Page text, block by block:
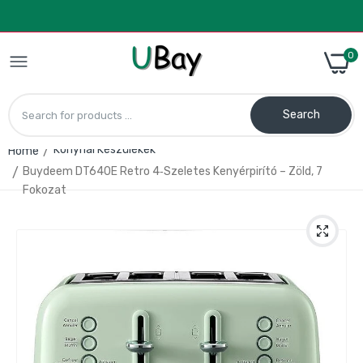
0
Search
Kézi tejhabosító – elemes, rozsdamentes
acél habverő fejjel
1.990 Ft
Home
Konyhai Készülékek
Buydeem DT640E Retro 4‑Szeletes Kenyérpirító – Zöld, 7
Fokozat